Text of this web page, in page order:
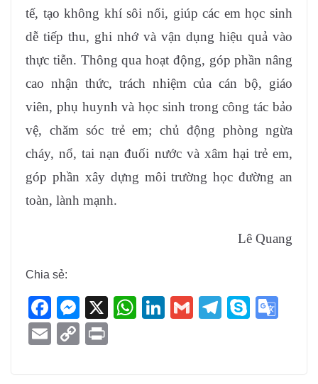
tế, tạo không khí sôi nổi, giúp các em học sinh
dễ tiếp thu, ghi nhớ và vận dụng hiệu quả vào
thực tiễn. Thông qua hoạt động, góp phần nâng
cao nhận thức, trách nhiệm của cán bộ, giáo
viên, phụ huynh và học sinh trong công tác bảo
vệ, chăm sóc trẻ em; chủ động phòng ngừa
cháy, nổ, tai nạn đuối nước và xâm hại trẻ em,
góp phần xây dựng môi trường học đường an
toàn, lành mạnh.
Lê Quang
Chia sẻ:
F
a
c
M
e
ss
X
W
Li
G
T
S
E
C